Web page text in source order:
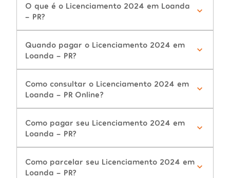
O que é o Licenciamento 2024 em Loanda
- PR?
Quando pagar o Licenciamento 2024 em
Loanda - PR?
Como consultar o Licenciamento 2024 em
Loanda - PR Online?
Como pagar seu Licenciamento 2024 em
Loanda - PR?
Como parcelar seu Licenciamento 2024 em
Loanda - PR?